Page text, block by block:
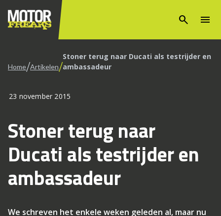
search menu
Home/Artikelen/Stoner terug naar Ducati als testrijder en
ambassadeur
23 november 2015
Stoner terug naar
Ducati als testrijder en
ambassadeur
We schreven het enkele weken geleden al, maar nu